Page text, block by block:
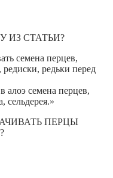
ИЗ СТАТЬИ?
семена перцев,
редьки перед
алоэ семена перцев,
сельдерея.»
ПЕРЦЫ